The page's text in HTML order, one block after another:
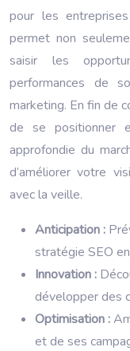
pour les
permet non
saisir les
performances de
marketing. En fin de
de se positionner
approfondie du
d’améliorer votre
avec la veille.
Anticipation :
stratégie SEO
Innovation :
développer des
Optimisation :
et de ses